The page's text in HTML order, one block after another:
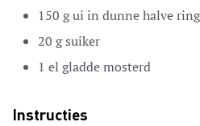
150 gui in dunne halve
20 gsuiker
1 el gladde mosterd
Instructies